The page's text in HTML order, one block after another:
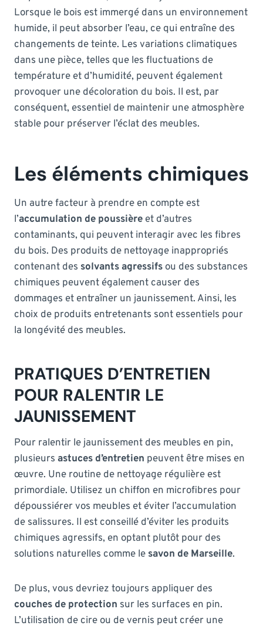
Lorsque le bois est immergé dans un environnement
humide, il peut absorber l’eau, ce qui entraîne des
changements de teinte. Les variations climatiques
dans une pièce, telles que les fluctuations de
température et d’humidité, peuvent également
provoquer une décoloration du bois. Il est, par
conséquent, essentiel de maintenir une atmosphère
stable pour préserver l’éclat des meubles.
Les éléments chimiques
Un autre facteur à prendre en compte est
l’accumulation de poussière et d’autres
contaminants, qui peuvent interagir avec les fibres
du bois. Des produits de nettoyage inappropriés
contenant des solvants agressifs ou des substances
chimiques peuvent également causer des
dommages et entraîner un jaunissement. Ainsi, les
choix de produits entretenants sont essentiels pour
la longévité des meubles.
PRATIQUES D’ENTRETIEN
POUR RALENTIR LE
JAUNISSEMENT
Pour ralentir le jaunissement des meubles en pin,
plusieurs astuces d’entretien peuvent être mises en
œuvre. Une routine de nettoyage régulière est
primordiale. Utilisez un chiffon en microfibres pour
dépoussiérer vos meubles et éviter l’accumulation
de salissures. Il est conseillé d’éviter les produits
chimiques agressifs, en optant plutôt pour des
solutions naturelles comme le savon de Marseille.
De plus, vous devriez toujours appliquer des
couches de protection sur les surfaces en pin.
L’utilisation de cire ou de vernis peut créer une